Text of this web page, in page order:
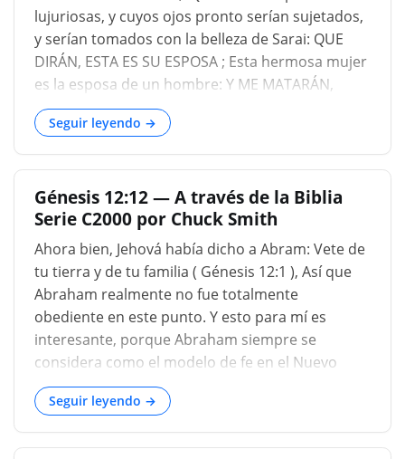
lujuriosas, y cuyos ojos pronto serían sujetados,
y serían tomados con la belleza de Sarai: QUE
DIRÁN, ESTA ES SU ESPOSA ; Esta hermosa mujer
es la esposa de un hombre: Y ME MATARÁN,
PERO LE SALVARÁN VIVO ; tan grande, un
respecto, lo había hecho en aquellos tiempos, e
incluso en países paganos, a las leyes del
matrimonio, que eligieron bastante ser culpables
de asesinato que de adulterio, aunque a un
pueblo lujurioso; y, por lo tanto, a medida que
Abram temía, quitar su vida, que podría ser libre
y legítimo para que se casen con Sarai....
Seguir leyendo →
Génesis 12:12 — A través de la Biblia
Serie C2000 por Chuck Smith
Ahora bien, Jehová había dicho a Abram: Vete de
tu tierra y de tu familia ( Génesis 12:1 ), Así que
Abraham realmente no fue totalmente
obediente en este punto. Y esto para mí es
interesante, porque Abraham siempre se
considera como el modelo de fe en el Nuevo
Testamento, el modelo de un hombre que creyó
y confió en Dios. Él es el principal ejemplo del
hombre que cree. Y muchas veces cuando
leemos sobre la fe y las hazañas de la fe,
Seguir leyendo →